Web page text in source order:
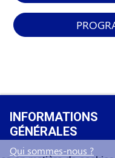
INFORMATIONS
GÉNÉRALES
Qui sommes-nous ?